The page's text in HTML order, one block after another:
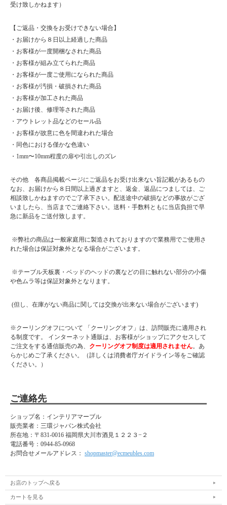
受け致しかねます）
【ご返品・交換をお受けできない場合】
・お届けから８日以上経過した商品
・お客様が一度開梱なされた商品
・お客様が組み立てられた商品
・お客様が一度ご使用になられた商品
・お客様が汚損・破損された商品
・お客様が加工された商品
・お届け後、修理等された商品
・アウトレット品などのセール品
・お客様が故意に色を間違われた場合
・同色における僅かな色違い
・1mm〜10mm程度の扉や引出しのズレ
その他 各商品掲載ページにご返品をお受け出来ない旨記載があるもの
なお、お届けから８日間以上過ぎますと、返金、返品につましては、ご
相談致しかねますのでご了承下さい。配送途中の破損などの事故がござ
いましたら、当店までご連絡下さい。送料・手数料ともに当店負担で早
急に新品をご送付致します。
※弊社の商品は一般家庭用に製造されておりますので業務用でご使用さ
れた場合は保証対象外となる場合がございます。
※テーブル天板裏・ベッドのヘッドの裏などの目に触れない部分の小傷
や色ムラ等は保証対象外となります。
(但し、在庫がない商品に関しては交換が出来ない場合がございます)
※クーリングオフについて 「クーリングオフ」は、訪問販売に適用され
る制度です。 インターネット通販は、お客様がショップにアクセスして
ご注文をする通信販売の為、 クーリングオフ制度は適用されません。あ
らかじめご了承ください。（詳しくは消費者庁ガイドライン等をご確認
ください。）
ご連絡先
ショップ名：インテリアマーブル
販売業者：三環ジャパン株式会社
所在地： 〒831-0016 福岡県大川市酒見１２２３−２
電話番号： 0944-85-0968
お問合せメールアドレス： shopmaster@ecmeubles.com
お店のトップへ戻る
カートを見る